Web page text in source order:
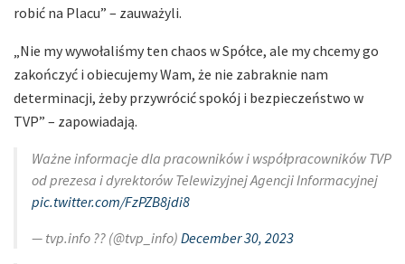
robić na Placu” – zauważyli.
„Nie my wywołaliśmy ten chaos w Spółce, ale my chcemy go
zakończyć i obiecujemy Wam, że nie zabraknie nam
determinacji, żeby przywrócić spokój i bezpieczeństwo w
TVP” – zapowiadają.
Ważne informacje dla pracowników i współpracowników TVP
od prezesa i dyrektorów Telewizyjnej Agencji Informacyjnej
pic.twitter.com/FzPZB8jdi8
— tvp.info ?? (@tvp_info) December 30, 2023